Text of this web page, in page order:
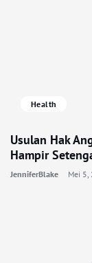
Health
Usulan Hak
Hampir
JenniferBlake Mei 5,